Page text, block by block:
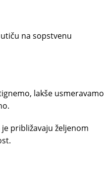
na sopstvenu
lakše usmeravamo
približavaju željenom